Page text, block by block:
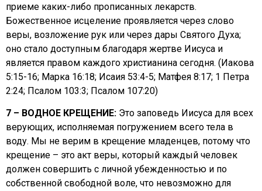
приеме каких-либо прописанных лекарств.
Божественное исцеление проявляется через слово
веры, возложение рук или через дары Святого Духа;
оно стало доступным благодаря жертве Иисуса и
является правом каждого христианина сегодня. (Иакова
5:15-16; Марка 16:18; Исаия 53:4-5; Матфея 8:17; 1 Петра
2:24; Псалом 103:3; Псалом 107:20)
7 – ВОДНОЕ КРЕЩЕНИЕ: Это заповедь Иисуса для всех
верующих, исполняемая погружением всего тела в
воду. Мы не верим в крещение младенцев, потому что
крещение – это акт веры, который каждый человек
должен совершить с личной убежденностью и по
собственной свободной воле, что невозможно для